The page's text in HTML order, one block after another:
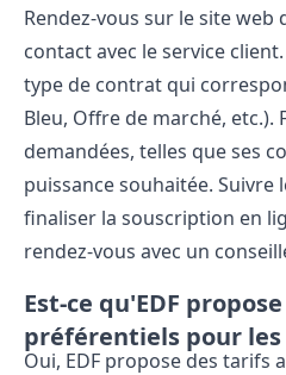
Rendez-vous sur le site web
contact avec le service
type de contrat qui
Bleu, Offre de marché,
demandées, telles que ses
puissance souhaitée.
finaliser la souscription en
rendez-vous avec un
Est-ce qu'EDF
préférentiels pour
Oui, EDF propose des tarifs